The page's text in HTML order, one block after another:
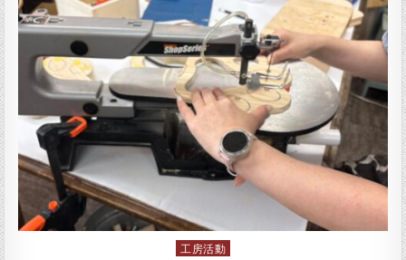
Posted in
工房活動